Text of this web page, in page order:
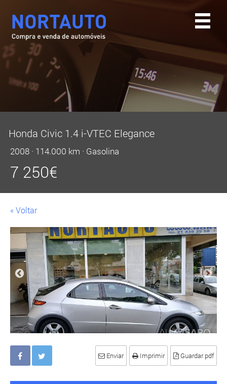
Honda Civic 1.4 i-VTEC Elegance
2008 · 114.000 km · Gasolina
7 250€
« Voltar
Enviar Imprimir Guardar pdf